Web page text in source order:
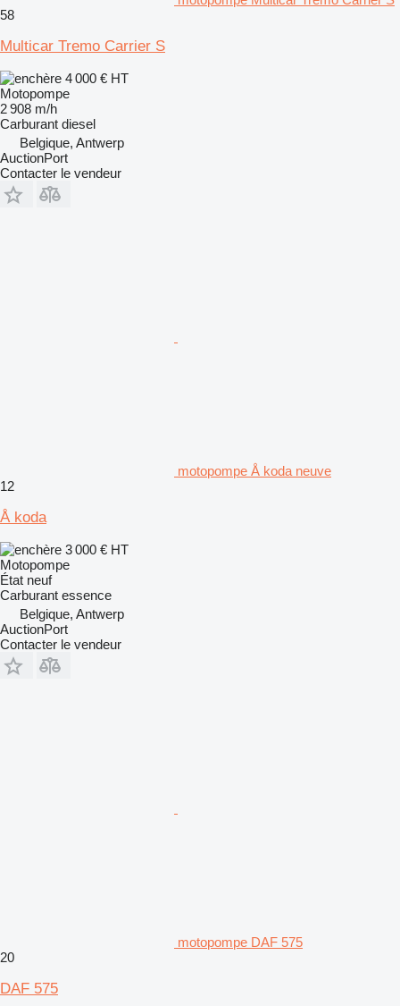
58
Multicar Tremo Carrier S
4 000 € HT
Motopompe
2 908 m/h
Carburant diesel
Belgique, Antwerp
AuctionPort
Contacter le vendeur
motopompe Å koda neuve
12
Å koda
3 000 € HT
Motopompe
État neuf
Carburant essence
Belgique, Antwerp
AuctionPort
Contacter le vendeur
motopompe DAF 575
20
DAF 575